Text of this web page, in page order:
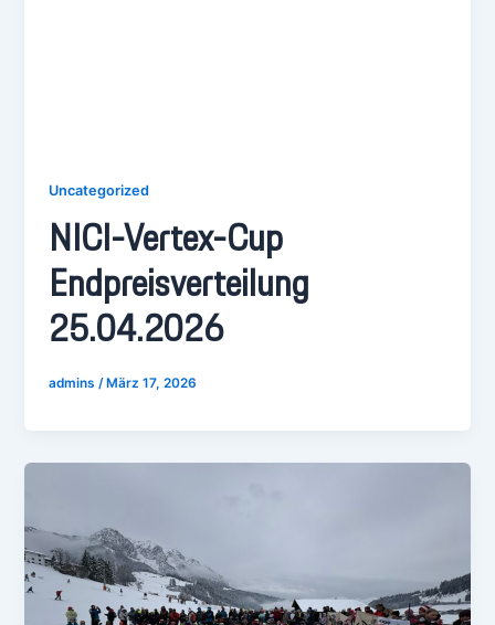
Uncategorized
NICI-Vertex-Cup
Endpreisverteilung
25.04.2026
admins/ März 17, 2026